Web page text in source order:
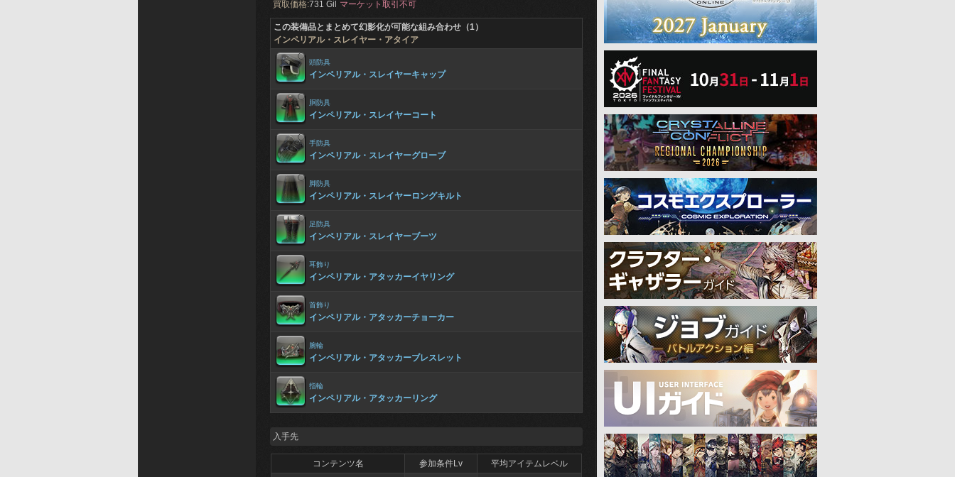
買取価格:731 Gil マーケット取引不可
この装備品とまとめて幻影化が可能な組み合わせ（1）
インペリアル・スレイヤー・アタイア
頭防具
インペリアル・スレイヤーキャップ
胴防具
インペリアル・スレイヤーコート
手防具
インペリアル・スレイヤーグローブ
脚防具
インペリアル・スレイヤーロングキルト
足防具
インペリアル・スレイヤーブーツ
耳飾り
インペリアル・アタッカーイヤリング
首飾り
インペリアル・アタッカーチョーカー
腕輪
インペリアル・アタッカーブレスレット
指輪
インペリアル・アタッカーリング
入手先
コンテンツ名 参加条件Lv 平均アイテムレベル